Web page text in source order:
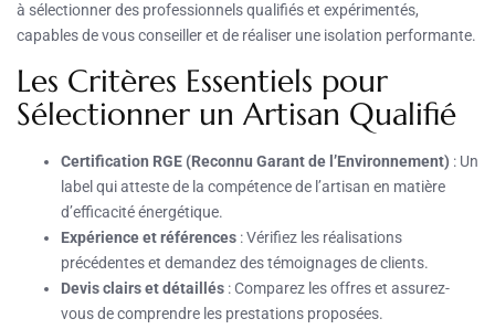
à sélectionner des professionnels qualifiés et expérimentés,
capables de vous conseiller et de réaliser une isolation performante.
Les Critères Essentiels pour
Sélectionner un Artisan Qualifié
Certification RGE (Reconnu Garant de l’Environnement) : Un
label qui atteste de la compétence de l’artisan en matière
d’efficacité énergétique.
Expérience et références : Vérifiez les réalisations
précédentes et demandez des témoignages de clients.
Devis clairs et détaillés : Comparez les offres et assurez-
vous de comprendre les prestations proposées.